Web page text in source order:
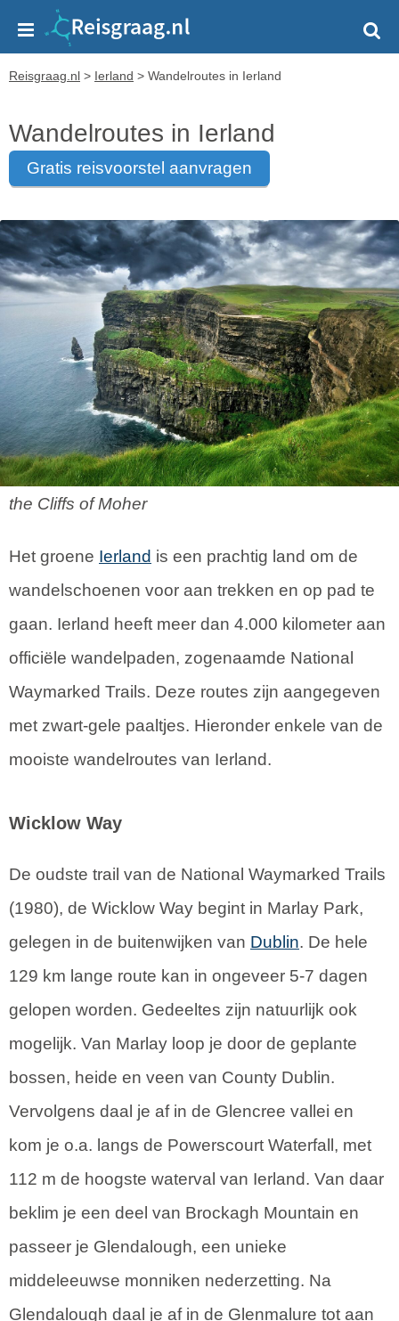
Reisgraag.nl > Ierland > Wandelroutes in Ierland
Wandelroutes in Ierland
gratis reisvoorstel aanvragen
the Cliffs of Moher
Het groene Ierland is een prachtig land om de
wandelschoenen voor aan trekken en op pad te
gaan. Ierland heeft meer dan 4.000 kilometer aan
officiële wandelpaden, zogenaamde National
Waymarked Trails. Deze routes zijn aangegeven
met zwart-gele paaltjes. Hieronder enkele van de
mooiste wandelroutes van Ierland.
Wicklow Way
De oudste trail van de National Waymarked Trails
(1980), de Wicklow Way begint in Marlay Park,
gelegen in de buitenwijken van Dublin. De hele
129 km lange route kan in ongeveer 5-7 dagen
gelopen worden. Gedeeltes zijn natuurlijk ook
mogelijk. Van Marlay loop je door de geplante
bossen, heide en veen van County Dublin.
Vervolgens daal je af in de Glencree vallei en
kom je o.a. langs de Powerscourt Waterfall, met
112 m de hoogste waterval van Ierland. Van daar
beklim je een deel van Brockagh Mountain en
passeer je Glendalough, een unieke
middeleeuwse monniken nederzetting. Na
Glendalough daal je af in de Glenmalure tot aan